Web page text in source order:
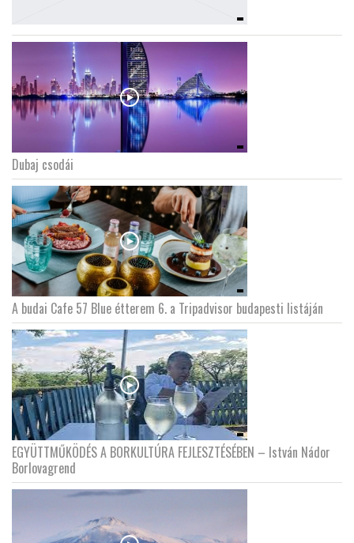
GLOBOZSARU
DOBRAVERO.HU
LATIMO.HU
GLOBOBOOK
Dubaj csodái
A budai Cafe 57 Blue étterem 6. a Tripadvisor budapesti listáján
EGYÜTTMŰKÖDÉS A BORKULTÚRA FEJLESZTÉSÉBEN – István Nádor
Borlovagrend